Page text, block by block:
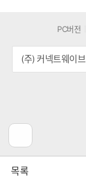
PC버전
(주) 커넥트웨이브
목록